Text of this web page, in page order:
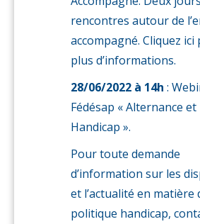
rencontres autour de
accompagné. Cliquez ici
plus d’informations.
28/06/2022 à 14h :
Fédésap « Alternance et
Handicap ».
Pour toute demande
d’information sur les
et l’actualité en matière
politique handicap,